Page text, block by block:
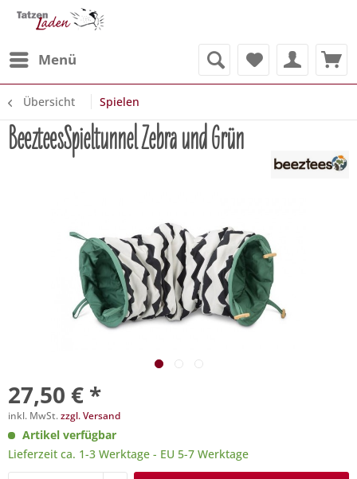
Menü
Übersicht Spielen
BeezteesSpieltunnel Zebra und Grün
27,50 € *
inkl. MwSt.zzgl. Versand
Artikel verfügbar
Lieferzeit ca. 1-3 Werktage - EU 5-7 Werktage